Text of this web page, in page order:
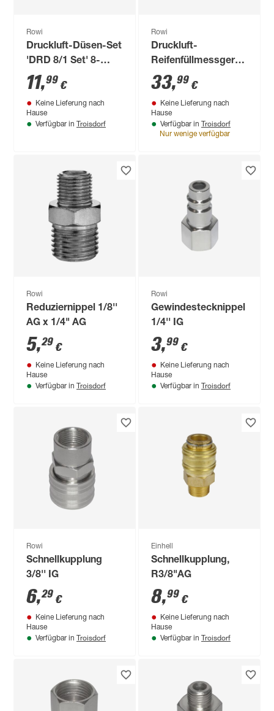
Rowi
Druckluft-Düsen-Set
'DRD 8/1 Set' 8-
teilig
11,99 €
Keine Lieferung nach
Hause
Verfügbar in Troisdorf
Rowi
Druckluft-
Reifenfüllmessgerät
'DRM 8/1 D' digital,
8 bar
33,99 €
Keine Lieferung nach
Hause
Verfügbar in Troisdorf
Nur wenige verfügbar
Rowi
Reduziernippel 1/8''
AG x 1/4" AG
5,29 €
Keine Lieferung nach
Hause
Verfügbar in Troisdorf
Rowi
Gewindestecknippel
1/4'' IG
3,99 €
Keine Lieferung nach
Hause
Verfügbar in Troisdorf
Rowi
Schnellkupplung
3/8'' IG
6,29 €
Keine Lieferung nach
Hause
Verfügbar in Troisdorf
Einhell
Schnellkupplung,
R3/8"AG
8,99 €
Keine Lieferung nach
Hause
Verfügbar in Troisdorf